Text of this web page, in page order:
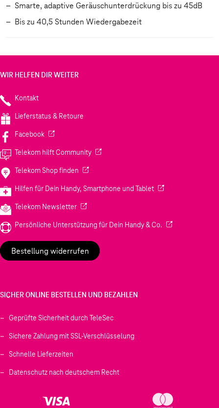
Smarte, adaptive Geräuschunterdrückung bis zu 45dB
Bis zu 40,5 Stunden Wiedergabezeit
WIR HELFEN DIR WEITER
Kontakt
Lieferstatus & Retoure
Facebook(Wird in einem neuen Tab geöffnet)
Telekom hilft Community(Wird in einem neuen Tab geöffnet)
Telekom Shop finden (Wird in einem neuen Tab geöffnet)
Hilfen für Dein Handy, Smartphone und Tablet(Wird in einem
Telekom Newsletter(Wird in einem neuen Tab geöffnet)
Persönliche Unterstützung für Dein Handy & Co. (Wird in einem
Bestellung widerrufen
SICHER ONLINE BESTELLEN UND BEZAHLEN
Geprüfte Sicherheit durch TeleSec
Sichere Zahlung mit SSL-Verschlüsselung
Schnelle Lieferzeiten
Datenschutz nach deutschem Recht